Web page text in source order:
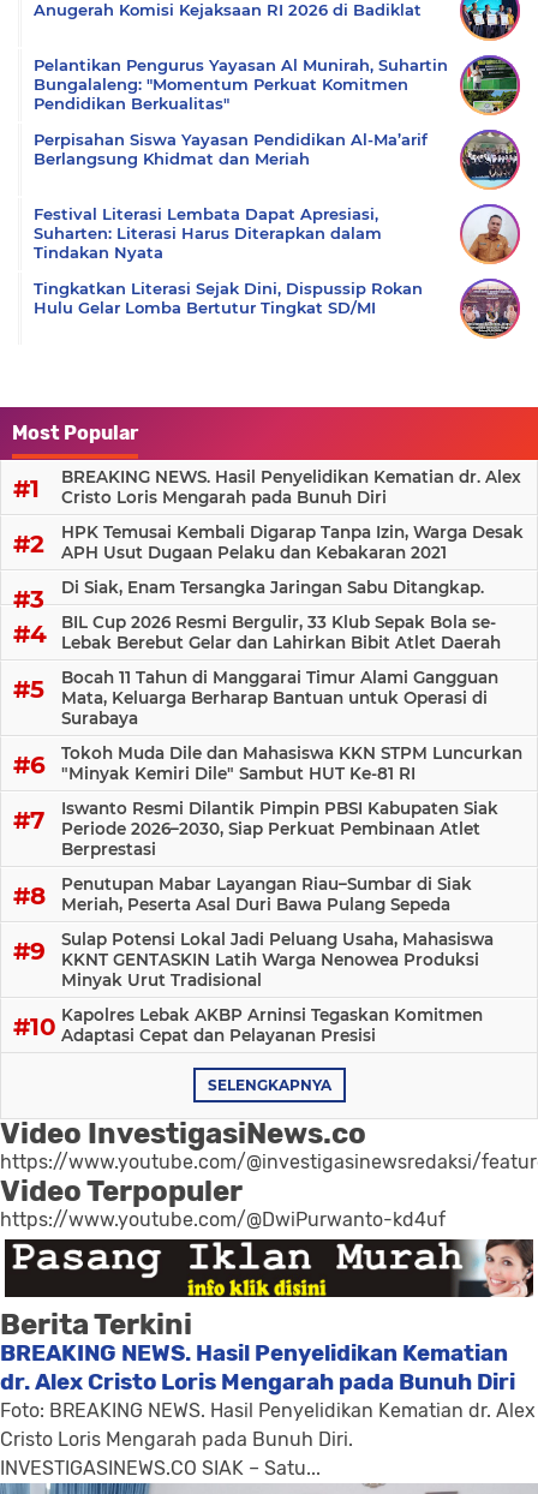
Anugerah Komisi Kejaksaan RI 2026 di Badiklat
Pelantikan Pengurus Yayasan Al Munirah, Suhartin
Bungalaleng: "Momentum Perkuat Komitmen
Pendidikan Berkualitas"
Perpisahan Siswa Yayasan Pendidikan Al-Ma’arif
Berlangsung Khidmat dan Meriah
Festival Literasi Lembata Dapat Apresiasi,
Suharten: Literasi Harus Diterapkan dalam
Tindakan Nyata
Tingkatkan Literasi Sejak Dini, Dispussip Rokan
Hulu Gelar Lomba Bertutur Tingkat SD/MI
Most Popular
BREAKING NEWS. Hasil Penyelidikan Kematian dr. Alex
Cristo Loris Mengarah pada Bunuh Diri
HPK Temusai Kembali Digarap Tanpa Izin, Warga Desak
APH Usut Dugaan Pelaku dan Kebakaran 2021
Di Siak, Enam Tersangka Jaringan Sabu Ditangkap.
BIL Cup 2026 Resmi Bergulir, 33 Klub Sepak Bola se-
Lebak Berebut Gelar dan Lahirkan Bibit Atlet Daerah
Bocah 11 Tahun di Manggarai Timur Alami Gangguan
Mata, Keluarga Berharap Bantuan untuk Operasi di
Surabaya
Tokoh Muda Dile dan Mahasiswa KKN STPM Luncurkan
"Minyak Kemiri Dile" Sambut HUT Ke-81 RI
Iswanto Resmi Dilantik Pimpin PBSI Kabupaten Siak
Periode 2026–2030, Siap Perkuat Pembinaan Atlet
Berprestasi
Penutupan Mabar Layangan Riau–Sumbar di Siak
Meriah, Peserta Asal Duri Bawa Pulang Sepeda
Sulap Potensi Lokal Jadi Peluang Usaha, Mahasiswa
KKNT GENTASKIN Latih Warga Nenowea Produksi
Minyak Urut Tradisional
Kapolres Lebak AKBP Arninsi Tegaskan Komitmen
Adaptasi Cepat dan Pelayanan Presisi
SELENGKAPNYA
Video InvestigasiNews.co
https://www.youtube.com/@investigasinewsredaksi/
Video Terpopuler
https://www.youtube.com/@DwiPurwanto-kd4uf
Berita Terkini
BREAKING NEWS. Hasil Penyelidikan Kematian
dr. Alex Cristo Loris Mengarah pada Bunuh Diri
Foto: BREAKING NEWS. Hasil Penyelidikan Kematian dr. Alex
Cristo Loris Mengarah pada Bunuh Diri.
INVESTIGASINEWS.CO SIAK – Satu...